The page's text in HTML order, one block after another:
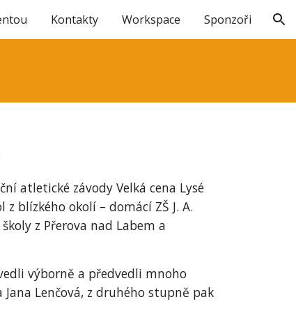
Kontakty Workspace Sponzoři
atletické závody Velká cena Lysé
blízkého okolí – domácí ZŠ J. A.
z Přerova nad Labem a
výborně a předvedli mnoho
Lenčová, z druhého stupně pak